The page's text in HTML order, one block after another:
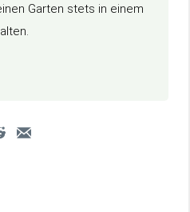
Garten stets in einem